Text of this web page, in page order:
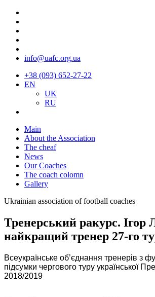
info@uafc.org.ua
+38 (093) 652-27-22
EN
UK
RU
Main
About the Association
The cheaf
News
Our Coaches
The coach colomn
Gallery
Ukrainian association of football coaches
Тренерський ракурс. Ігор
найкращий тренер 27-го
Всеукраїнське об’єднання тренерів з
підсумки чергового туру української
2018/2019